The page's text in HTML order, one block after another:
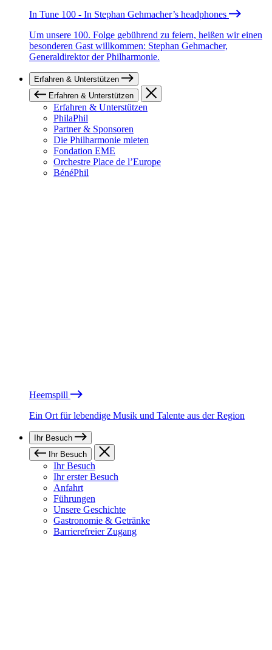
In Tune 100 - In Stephan Gehmacher’s headphones
Um unsere 100. Folge gebührend zu feiern, heißen wir einen
besonderen Gast willkommen: Stephan Gehmacher,
Generaldirektor der Philharmonie.
Erfahren & Unterstützen
Erfahren & Unterstützen
Erfahren & Unterstützen
PhilaPhil
Partner & Sponsoren
Die Philharmonie mieten
Fondation EME
Orchestre Place de l’Europe
BénéPhil
Heemspill
Ein Ort für lebendige Musik und Talente aus der Region
Ihr Besuch
Ihr Besuch
Ihr Besuch
Ihr erster Besuch
Anfahrt
Führungen
Unsere Geschichte
Gastronomie & Getränke
Barrierefreier Zugang